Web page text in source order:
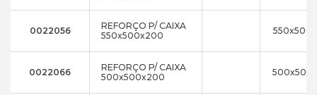
0022056
REFORÇO P/ CAIXA
550x500x200
0022066
REFORÇO P/ CAIXA
500x500x200